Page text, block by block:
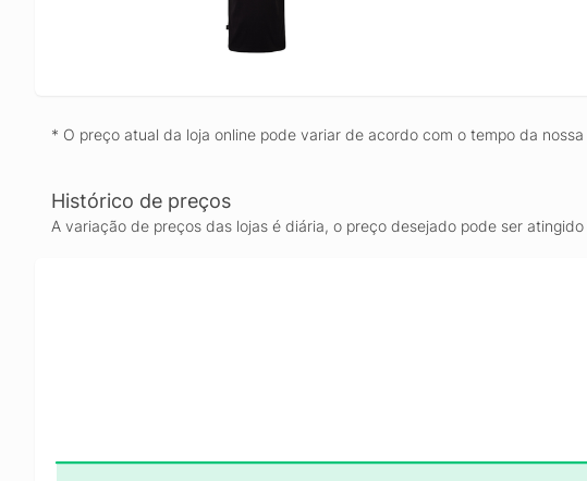
* O preço atual da loja online pode variar de acordo com o tempo da nossa
Histórico de preços
A variação de preços das lojas é diária, o preço desejado pode ser